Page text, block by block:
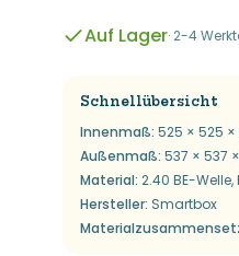
Auf Lager· 2-4
Schnellübersicht
Innenmaß: 525 × 525 ×
Außenmaß: 537 × 537
Material: 2.40 BE-Welle,
Hersteller: Smartbox